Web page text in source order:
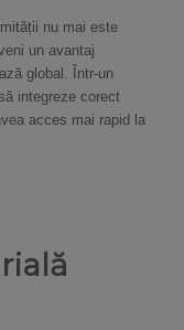
nu mai este
un avantaj
global. Într-un
integreze corect
acces mai rapid la